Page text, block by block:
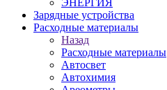
ЭНЕРГИЯ
Зарядные устройства
Расходные материалы
Назад
Расходные материалы
Автосвет
Автохимия